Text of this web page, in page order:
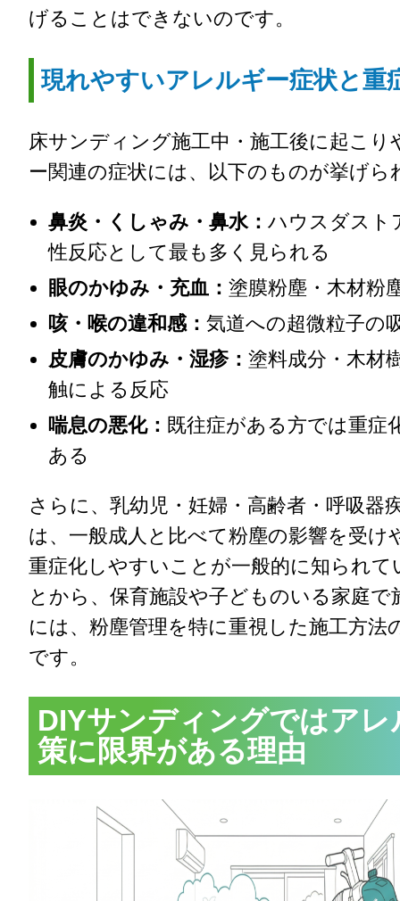
げることはできないのです。
現れやすいアレルギー症状と重
床サンディング施工中・施工後に起こ
ー関連の症状には、以下のものが挙げら
鼻炎・くしゃみ・鼻水： ハウスダスト
性反応として最も多く見られる
眼のかゆみ・充血： 塗膜粉塵・木材粉
咳・喉の違和感： 気道への超微粒子の
皮膚のかゆみ・湿疹： 塗料成分・木材
触による反応
喘息の悪化： 既往症がある方では重症
ある
さらに、乳幼児・妊婦・高齢者・呼吸器
は、一般成人と比べて粉塵の影響を受け
重症化しやすいことが一般的に知られ
とから、保育施設や子どものいる家庭で
には、粉塵管理を特に重視した施工方法
です。
DIYサンディングではアレ
策に限界がある理由